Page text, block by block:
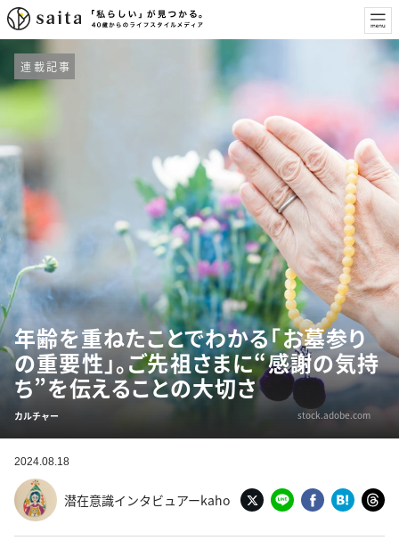
連載記事
年齢を重ねたことでわかる「お墓参り
の重要性」。ご先祖さまに“感謝の気持
ち”を伝えることの大切さ
カルチャー stock.adobe.com
2024.08.18
潜在意識インタビュアーkaho